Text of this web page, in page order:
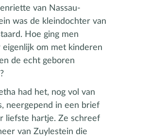
van Nassau-
was de kleindochter van
Hoe ging men
eigenlijk om met kinderen
de echt geboren
had het, nog vol van
neergepend in een brief
liefste hartje. Ze schreef
van Zuylestein die